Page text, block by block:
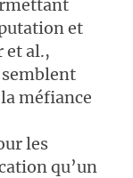
et
et al.,
semblent
méfiance
les
qu’un